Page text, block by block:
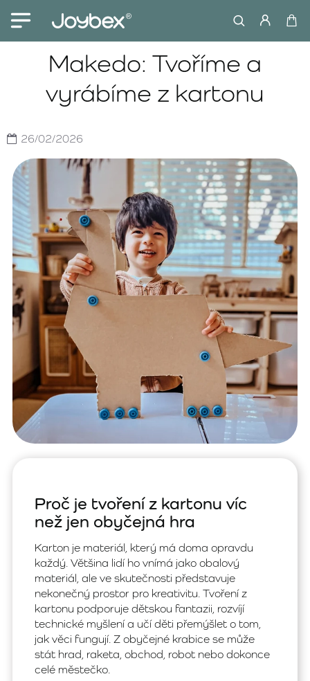
Makedo: Tvoříme a
vyrábíme z kartonu
26/02/2026
Proč je tvoření z kartonu víc
než jen obyčejná hra
Karton je materiál, který má doma opravdu
každý. Většina lidí ho vnímá jako obalový
materiál, ale ve skutečnosti představuje
nekonečný prostor pro kreativitu. Tvoření z
kartonu podporuje dětskou fantazii, rozvíjí
technické myšlení a učí děti přemýšlet o tom,
jak věci fungují. Z obyčejné krabice se může
stát hrad, raketa, obchod, robot nebo dokonce
celé městečko.